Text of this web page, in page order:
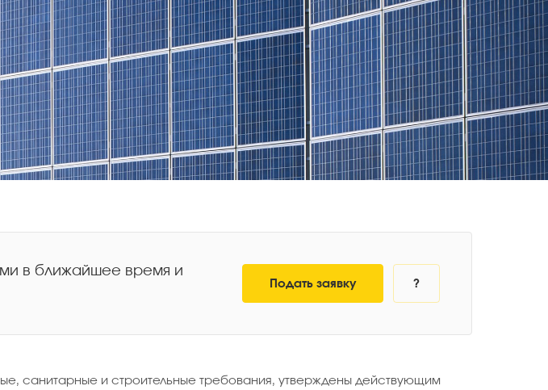
в ближайшее время и
Подать заявку ?
санитарные и строительные требования, утверждены действующим